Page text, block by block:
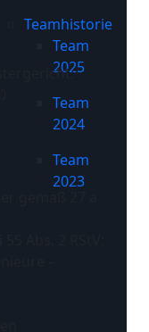
Teamhistorie
Team
2025
Team
2024
Team
2023
gemäß 27 a
Abs. 2 RStV:
–